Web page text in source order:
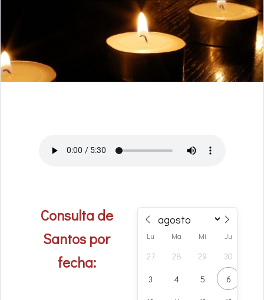
Consulta de
Santos por
fecha:
Lu Ma Mi Ju
27 28 29 30
3 4 5 6